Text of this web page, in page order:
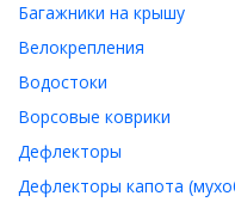
Багажники на крышу
Велокрепления
Водостоки
Ворсовые коврики
Дефлекторы
Дефлекторы капота